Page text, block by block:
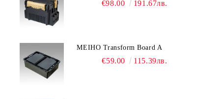
€98.00 191.67лв.
MEIHO Transform Board A
€59.00 115.39лв.